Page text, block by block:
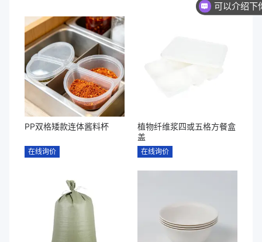
换一批
PP双格矮款连体酱料杯
在线询价
植物纤维浆四或五格方餐盒
盖
在线询价